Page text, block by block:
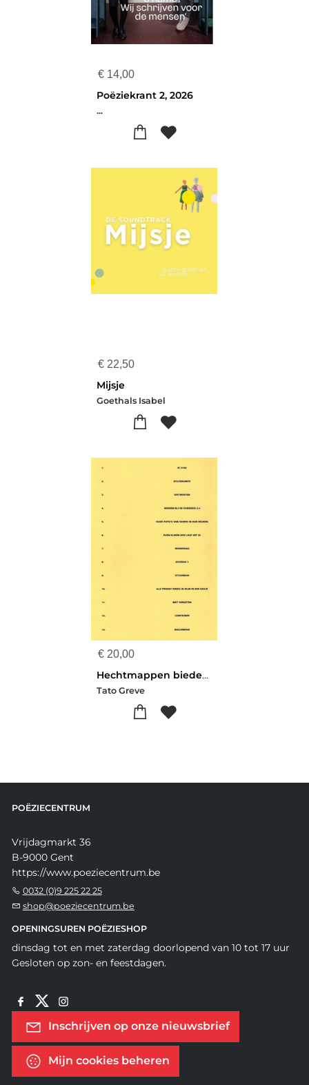
€ 14,00
Poëziekrant 2, 2026
...
€ 22,50
Mijsje
Goethals Isabel
€ 20,00
Hechtmappen bieden geen soelaas
Tato Greve
POËZIECENTRUM
Vrijdagmarkt 36
B-9000 Gent
https://www.poeziecentrum.be
0032 (0)9 225 22 25
shop@poeziecentrum.be
OPENINGSUREN POËZIESHOP
dinsdag tot en met zaterdag doorlopend van 10 tot 17 uur
Gesloten op zon- en feestdagen.
Inschrijven op onze nieuwsbrief
Mijn cookies beheren